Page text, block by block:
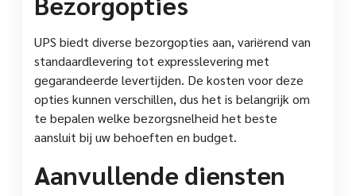
UPS biedt diverse bezorgopties aan, variërend van
standaardlevering tot expresslevering met
gegarandeerde levertijden. De kosten voor deze
opties kunnen verschillen, dus het is belangrijk om
te bepalen welke bezorgsnelheid het beste
aansluit bij uw behoeften en budget.
Aanvullende diensten